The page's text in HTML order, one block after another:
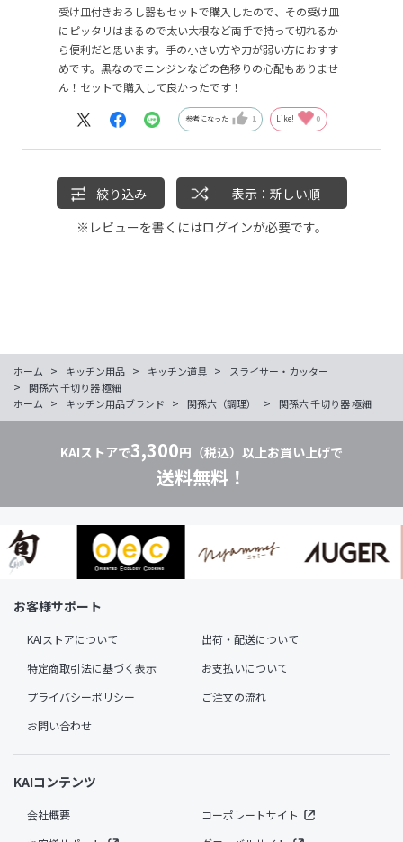
受け皿付きおろし器もセットで購入したので、その受け皿
にピッタリはまるので太い大根など両手で持って切れるか
ら便利だと思います。手の小さい方や力が弱い方におすす
めです。黒なのでニンジンなどの色移りの心配もありませ
ん！セットで購入して良かったです！
参考になった 1 Like! 0
絞り込み
表示：新しい順
※レビューを書くにはログインが必要です。
ホーム > キッチン用品 > キッチン道具 > スライサー・カッター
>
関孫六 千切り器 極細
ホーム
> キッチン用品ブランド > 関孫六（調理） > 関孫六 千切り器 極細
KAIストアで3,300円（税込）以上お買い上げで
送料無料！
お客様サポート
KAIストアについて
出荷・配送について
特定商取引法に基づく表示
お支払いについて
プライバシーポリシー
ご注文の流れ
お問い合わせ
KAIコンテンツ
会社概要
コーポレートサイト